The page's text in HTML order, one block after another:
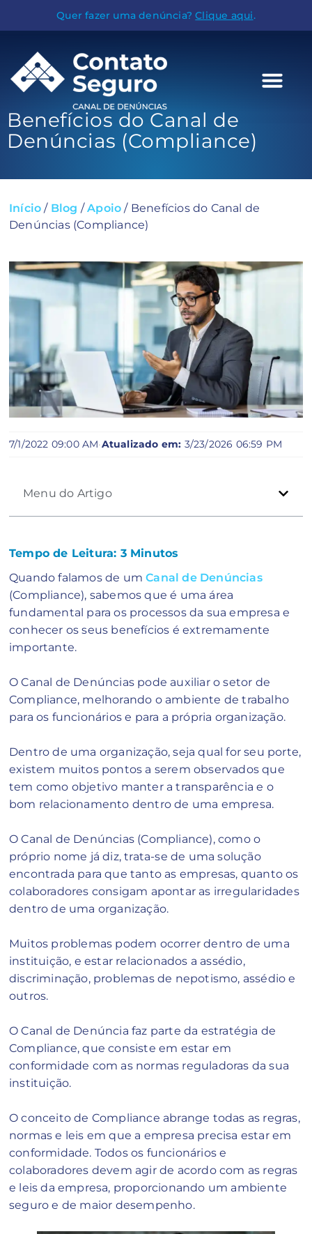
Quer fazer uma denúncia?Clique aqui.
Benefícios do Canal de
Denúncias (Compliance)
Início / Blog /Apoio / Benefícios do Canal de
Denúncias (Compliance)
7/1/2022 09:00 AM·Atualizado em: 3/23/2026 06:59 PM
Menu do Artigo
Tempo de Leitura: 3 Minutos
Quando falamos de umCanal de Denúncias
(Compliance), sabemos que é uma área
fundamental para os processos da sua empresa e
conhecer os seus benefícios é extremamente
importante.
O Canal de Denúncias pode auxiliar o setor de
Compliance, melhorando o ambiente de trabalho
para os funcionários e para a própria organização.
Dentro de uma organização, seja qual for seu porte,
existem muitos pontos a serem observados que
tem como objetivo manter a transparência e o
bom relacionamento dentro de uma empresa.
O Canal de Denúncias (Compliance), como o
próprio nome já diz, trata-se de uma solução
encontrada para que tanto as empresas, quanto os
colaboradores consigam apontar as irregularidades
dentro de uma organização.
Muitos problemas podem ocorrer dentro de uma
instituição, e estar relacionados a assédio,
discriminação, problemas de nepotismo, assédio e
outros.
O Canal de Denúncia faz parte da estratégia de
Compliance, que consiste em estar em
conformidade com as normas reguladoras da sua
instituição.
O conceito de Compliance abrange todas as regras,
normas e leis em que a empresa precisa estar em
conformidade. Todos os funcionários e
colaboradores devem agir de acordo com as regras
e leis da empresa, proporcionando um ambiente
seguro e de maior desempenho.